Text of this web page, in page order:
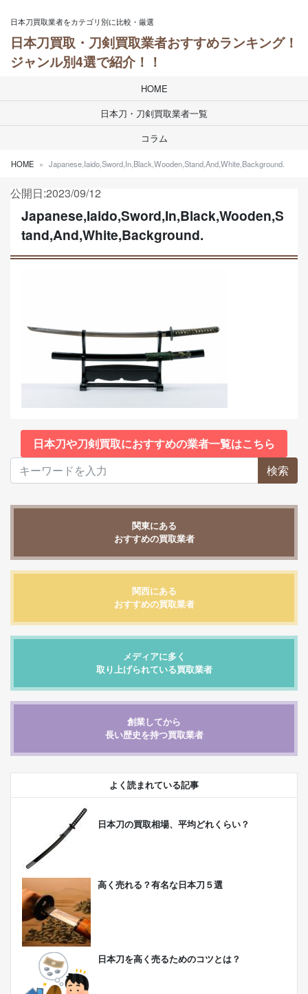
日本刀買取業者をカテゴリ別に比較・厳選
日本刀買取・刀剣買取業者おすすめランキング！
ジャンル別4選で紹介！！
HOME
日本刀・刀剣買取業者一覧
コラム
HOME Japanese,Iaido,Sword,In,Black,Wooden,Stand,And,White,Background.
公開日:2023/09/12
Japanese,Iaido,Sword,In,Black,Wooden,S
tand,And,White,Background.
日本刀や刀剣買取におすすめの業者一覧はこちら
検索
関東にある
おすすめの買取業者
関西にある
おすすめの買取業者
メディアに多く
取り上げられている買取業者
創業してから
長い歴史を持つ買取業者
よく読まれている記事
日本刀の買取相場、平均どれくらい？
高く売れる？有名な日本刀５選
日本刀を高く売るためのコツとは？